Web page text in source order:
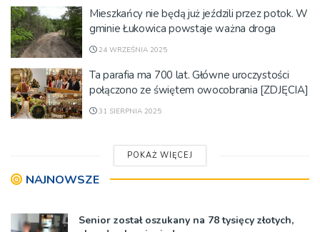
Mieszkańcy nie będą już jeździli przez potok. W
gminie Łukowica powstaje ważna droga
24 WRZEŚNIA 2025
Ta parafia ma 700 lat. Główne uroczystości
połączono ze świętem owocobrania [ZDJĘCIA]
31 SIERPNIA 2025
POKAŻ WIĘCEJ
NAJNOWSZE
Senior został oszukany na 78 tysięcy złotych,